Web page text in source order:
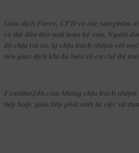
Giao dịch Forex, CFD và các sản phẩm
có thể dẫn đến mất toàn bộ vốn. Người
độ chịu rủi ro, tự chịu trách nhiệm với
nên giao dịch khi đã hiểu rõ cơ chế thị
Fxonline24h.com không chịu trách
tiếp hoặc gián tiếp phát sinh từ việc sử